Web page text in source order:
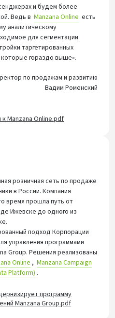
и будем более
Ведь в Manzana Online есть
аналитическому
для сегментации
таргетированных
гораздо выше».
по продажам и развитию
Вадим Роменский
Manzana Online.pdf
розничная сеть по продаже
в России. Компания
время прошла путь от
Ижевске до одного из
подход Корпорации
управления программами
Group. Решения реализованы
Online , Manzana Campaign
Platform) .
программу
Manzana Group.pdf